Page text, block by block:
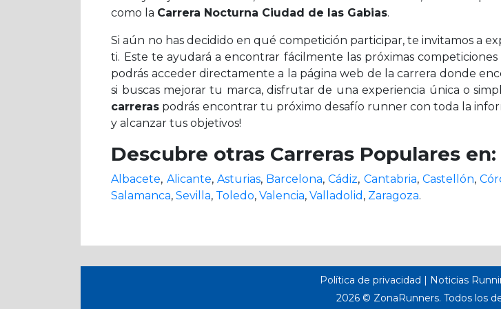
como la Carrera Nocturna Ciudad de las Gabias.
Si aún no has decidido en qué competición participar, te invitamos a
ti. Este te ayudará a encontrar fácilmente las próximas competiciones
podrás acceder directamente a la página web de la carrera donde
si buscas mejorar tu marca, disfrutar de una experiencia única o
carreras podrás encontrar tu próximo desafío runner con toda la
y alcanzar tus objetivos!
Descubre otras Carreras Populares en:
Albacete, Alicante, Asturias, Barcelona,Cádiz, Cantabria, Castellón,
Salamanca,Sevilla, Toledo,Valencia,Valladolid , Zaragoza.
Política de privacidad | Noticias
2026 © ZonaRunners. Todos los